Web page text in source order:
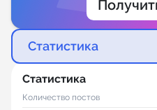
Статистика
Статистика
Количество постов